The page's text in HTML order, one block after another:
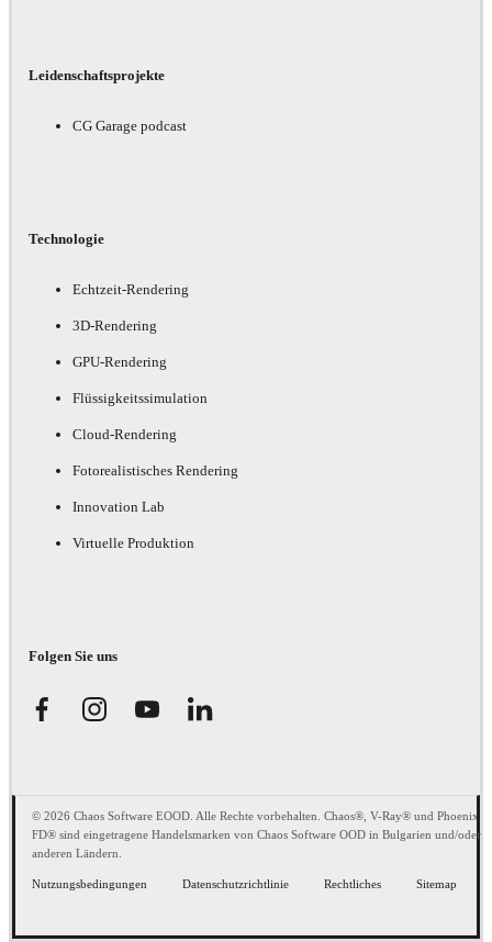
Leidenschaftsprojekte
CG Garage podcast
Technologie
Echtzeit-Rendering
3D-Rendering
GPU-Rendering
Flüssigkeitssimulation
Cloud-Rendering
Fotorealistisches Rendering
Innovation Lab
Virtuelle Produktion
Folgen Sie uns
© 2026 Chaos Software EOOD. Alle Rechte vorbehalten. Chaos®, V-Ray® und Phoenix
FD® sind eingetragene Handelsmarken von Chaos Software OOD in Bulgarien und/oder
anderen Ländern.
Nutzungsbedingungen Datenschutzrichtlinie Rechtliches Sitemap